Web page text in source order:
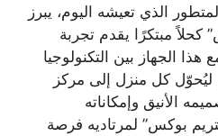
الذي تعيشه اليوم، يبرز
مبتكرًا يقدم تجربة
الجهاز بين التكنولوجيا
ليُحوّل كل منزل إلى مركز
الأنيق وإمكاناته
بوكس” لمرتاديه فرصة